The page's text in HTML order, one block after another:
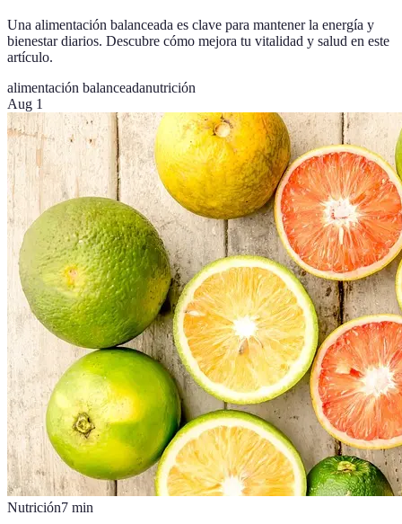
Una alimentación balanceada es clave para mantener la energía y
bienestar diarios. Descubre cómo mejora tu vitalidad y salud en este
artículo.
alimentación balanceadanutrición
Aug 1
Nutrición7 min